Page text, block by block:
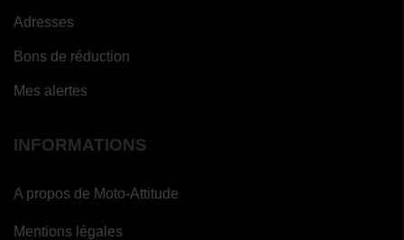
Adresses
Bons de réduction
Mes alertes
INFORMATIONS
A propos de Moto-Attitude
Mentions légales